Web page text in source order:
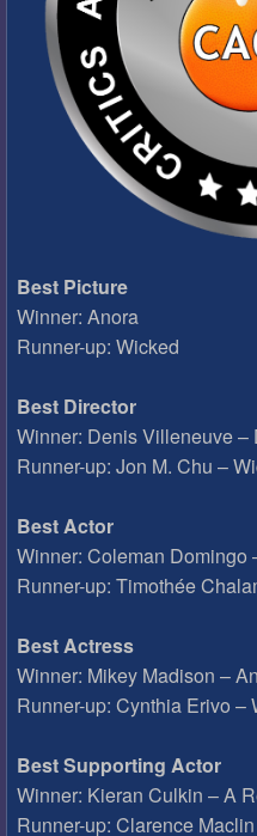
Best Picture
Winner: Anora
Runner-up: Wicked
Best Director
Winner: Denis Villeneuve –
Runner-up: Jon M. Chu –
Best Actor
Winner: Coleman Domingo
Runner-up: Timothée
Best Actress
Winner: Mikey Madison –
Runner-up: Cynthia Erivo –
Best Supporting Actor
Winner: Kieran Culkin – A
Runner-up: Clarence